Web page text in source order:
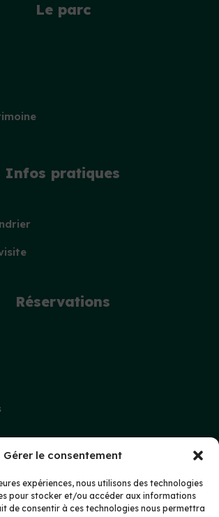
Gérer le consentement
expériences, nous utilisons des technologies
pour stocker et/ou accéder aux informations
de consentir à ces technologies nous permettra
Le parc
Infos pratiques
Réservations